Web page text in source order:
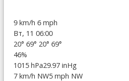
9 km/h 6 mph
Вт, 11 06:00
20° 69° 20° 69°
46%
1015 hPa29.97 inHg
7 km/h NW5 mph NW